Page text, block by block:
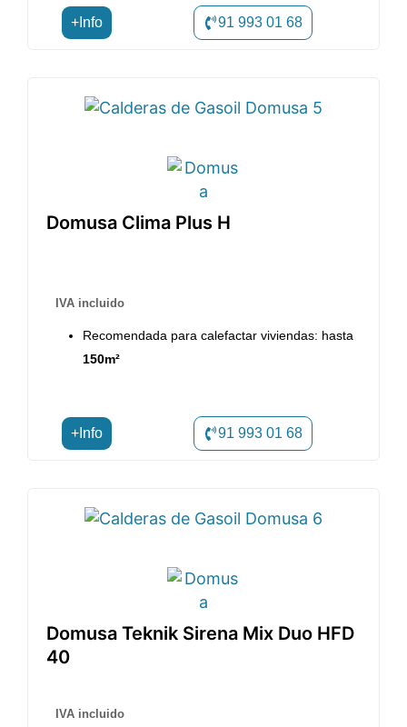
+Info 91 993 01 68
Domusa Clima Plus H
IVA incluido
Recomendada para calefactar viviendas: hasta
150m²
+Info 91 993 01 68
Domusa Teknik Sirena Mix Duo HFD
40
IVA incluido